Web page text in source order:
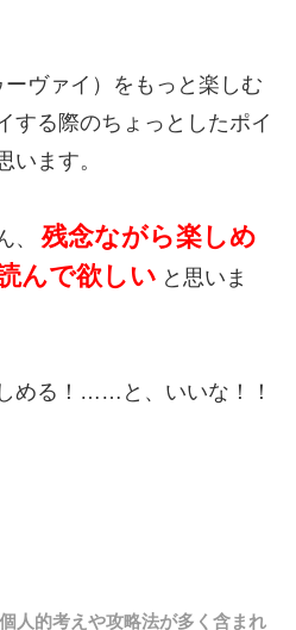
ヴァイ）をもっと楽しむ
する際のちょっとしたポイ
います。
残念ながら楽しめ
んで欲しい と思いま
める！……と、いいな！！
人的考えや攻略法が多く含まれ